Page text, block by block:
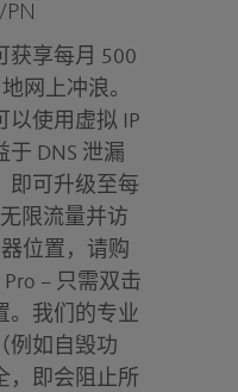
获享每月 500
网上冲浪。
以使用虚拟 IP
DNS 泄漏
即可升级至每
限流量并访
位置，请购
Pro – 只需双击
。我们的专业
例如自毁功
，即会阻止所